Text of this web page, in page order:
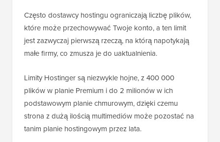
Często dostawcy hostingu ograniczają liczbę plików,
które może przechowywać Twoje konto, a ten limit
jest zazwyczaj pierwszą rzeczą, na którą napotykają
małe firmy, co zmusza je do uaktualnienia.
Limity Hostinger są niezwykle hojne, z 400 000
plików w planie Premium i do 2 milionów w ich
podstawowym planie chmurowym, dzięki czemu
strona z dużą ilością multimediów może pozostać na
tanim planie hostingowym przez lata.